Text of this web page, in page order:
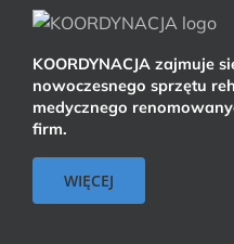
KOORDYNACJA zajmuje
nowoczesnego sprzętu
medycznego
firm.
WIĘCEJ